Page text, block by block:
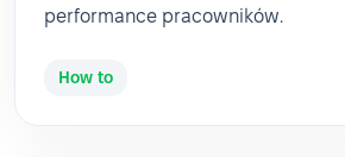
performance pracowników.
How to